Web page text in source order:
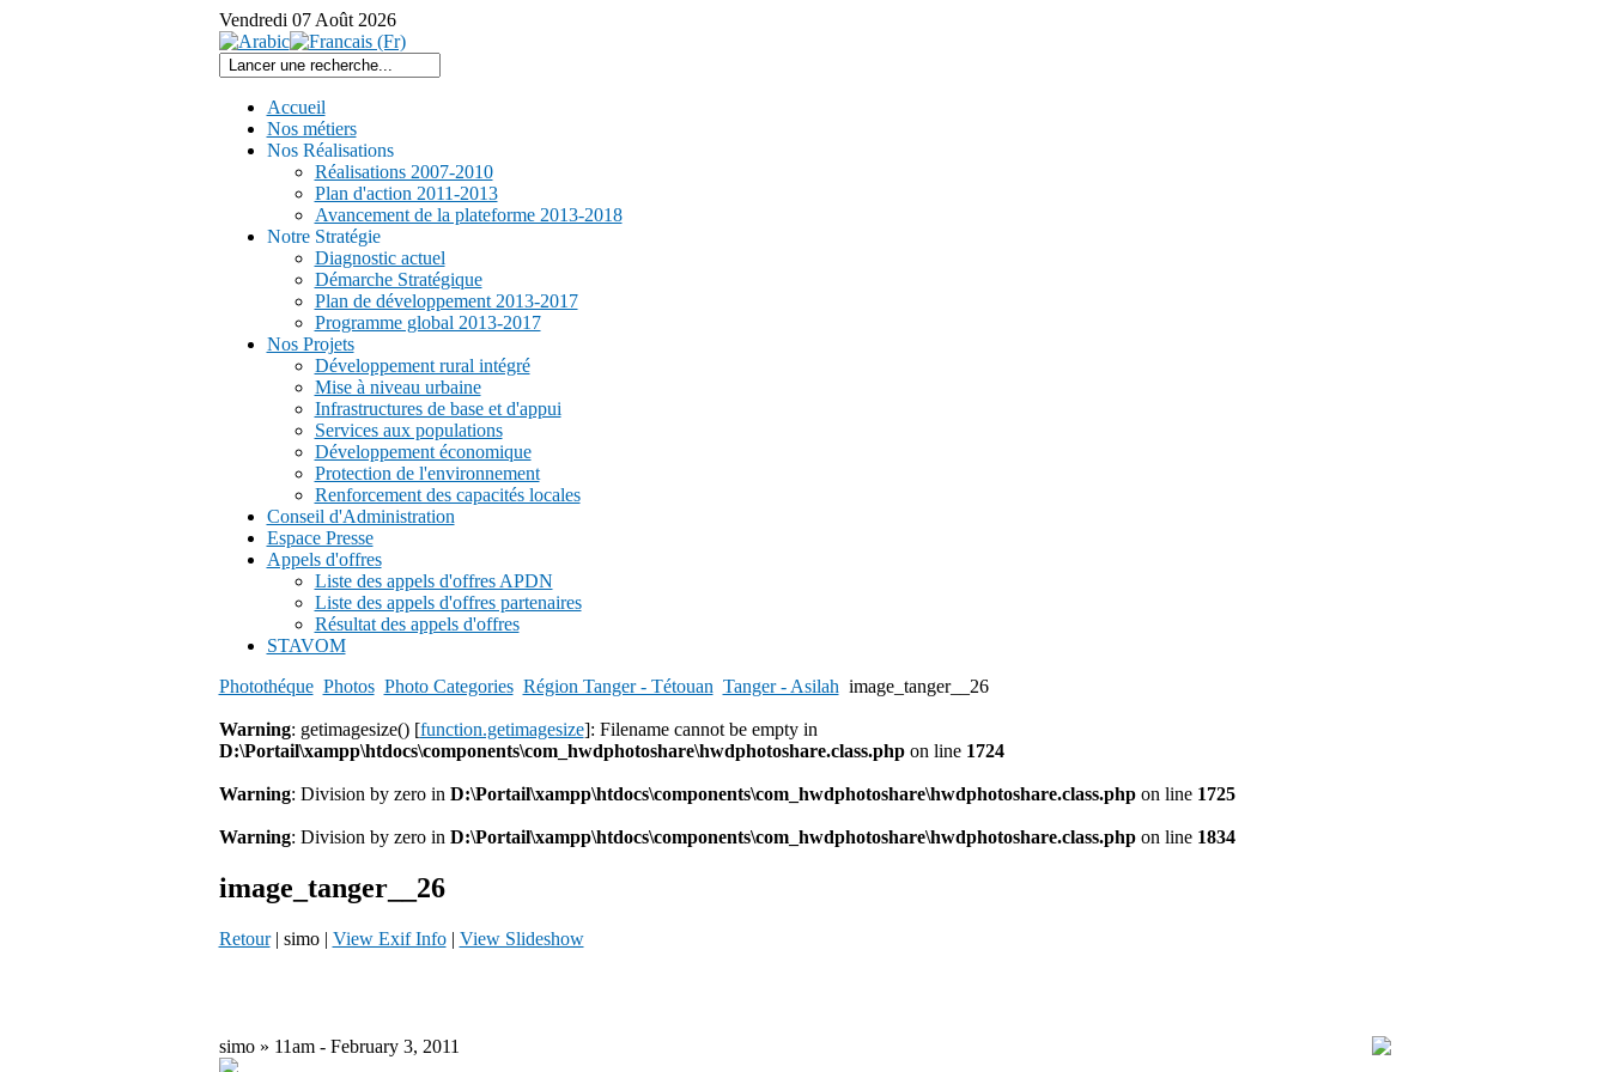
Vendredi 07 Août 2026
Accueil
Nos métiers
Nos Réalisations
Réalisations 2007-2010
Plan d'action 2011-2013
Avancement de la plateforme 2013-2018
Notre Stratégie
Diagnostic actuel
Démarche Stratégique
Plan de développement 2013-2017
Programme global 2013-2017
Nos Projets
Développement rural intégré
Mise à niveau urbaine
Infrastructures de base et d'appui
Services aux populations
Développement économique
Protection de l'environnement
Renforcement des capacités locales
Conseil d'Administration
Espace Presse
Appels d'offres
Liste des appels d'offres APDN
Liste des appels d'offres partenaires
Résultat des appels d'offres
STAVOM
Photothéque Photos Photo Categories Région Tanger - Tétouan Tanger - Asilah image_tanger__26
Warning: getimagesize() [function.getimagesize]: Filename cannot be empty in
D:\Portail\xampp\htdocs\components\com_hwdphotoshare\hwdphotoshare.class.phpon line 1724
Warning: Division by zero in D:\Portail\xampp\htdocs\components\com_hwdphotoshare\hwdphotoshare.class.phpon line 1725
Warning: Division by zero in D:\Portail\xampp\htdocs\components\com_hwdphotoshare\hwdphotoshare.class.phpon line 1834
image_tanger__26
Retour| simo | View Exif Info| View Slideshow
simo » 11am - February 3, 2011